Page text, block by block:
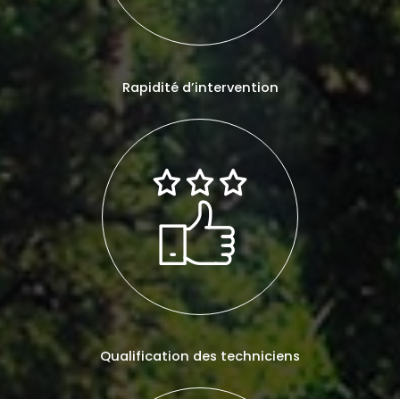
Rapidité d’intervention
Qualification des techniciens